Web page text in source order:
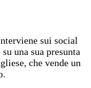
sui social
una sua presunta
che vende un